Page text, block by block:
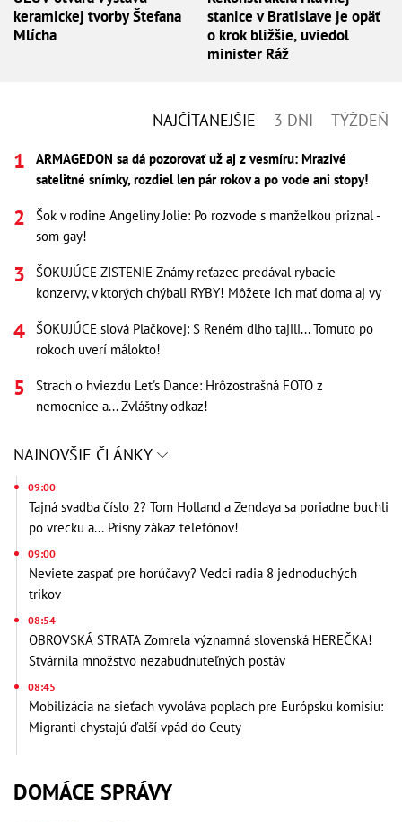
keramickej tvorby Štefana
Mlícha
stanice v Bratislave je opäť
o krok bližšie, uviedol
minister Ráž
NAJČÍTANEJŠIE 3 DNI TÝŽDEŇ
ARMAGEDON sa dá pozorovať už aj z vesmíru: Mrazivé
satelitné snímky, rozdiel len pár rokov a po vode ani stopy!
Šok v rodine Angeliny Jolie: Po rozvode s manželkou priznal -
som gay!
ŠOKUJÚCE ZISTENIE Známy reťazec predával rybacie
konzervy, v ktorých chýbali RYBY! Môžete ich mať doma aj vy
ŠOKUJÚCE slová Plačkovej: S Reném dlho tajili... Tomuto po
rokoch uverí málokto!
Strach o hviezdu Let's Dance: Hrôzostrašná FOTO z
nemocnice a... Zvláštny odkaz!
NAJNOVŠIE ČLÁNKY
09:00
Tajná svadba číslo 2? Tom Holland a Zendaya sa poriadne buchli
po vrecku a... Prísny zákaz telefónov!
09:00
Neviete zaspať pre horúčavy? Vedci radia 8 jednoduchých
trikov
08:54
OBROVSKÁ STRATA Zomrela významná slovenská HEREČKA!
Stvárnila množstvo nezabudnuteľných postáv
08:45
Mobilizácia na sieťach vyvoláva poplach pre Európsku komisiu:
Migranti chystajú ďalší vpád do Ceuty
DOMÁCE SPRÁVY